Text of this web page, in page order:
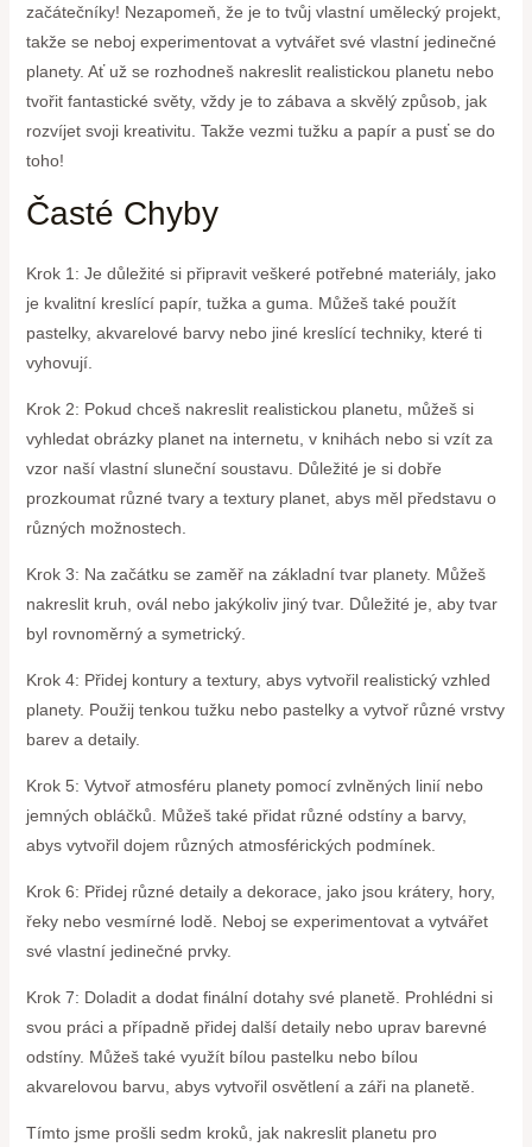
začátečníky! Nezapomeň, že je to tvůj vlastní umělecký projekt,
takže se neboj experimentovat a vytvářet své vlastní jedinečné
planety. Ať už se rozhodneš nakreslit realistickou planetu nebo
tvořit fantastické světy, vždy je to zábava a skvělý způsob, jak
rozvíjet svoji kreativitu. Takže vezmi tužku a papír a pusť se do
toho!
Časté Chyby
Krok 1: Je důležité si připravit veškeré potřebné materiály, jako
je kvalitní kreslící papír, tužka a guma. Můžeš také použít
pastelky, akvarelové barvy nebo jiné kreslící techniky, které ti
vyhovují.
Krok 2: Pokud chceš nakreslit realistickou planetu, můžeš si
vyhledat obrázky planet na internetu, v knihách nebo si vzít za
vzor naší vlastní sluneční soustavu. Důležité je si dobře
prozkoumat různé tvary a textury planet, abys měl představu o
různých možnostech.
Krok 3: Na začátku se zaměř na základní tvar planety. Můžeš
nakreslit kruh, ovál nebo jakýkoliv jiný tvar. Důležité je, aby tvar
byl rovnoměrný a symetrický.
Krok 4: Přidej kontury a textury, abys vytvořil realistický vzhled
planety. Použij tenkou tužku nebo pastelky a vytvoř různé vrstvy
barev a detaily.
Krok 5: Vytvoř atmosféru planety pomocí zvlněných linií nebo
jemných obláčků. Můžeš také přidat různé odstíny a barvy,
abys vytvořil dojem různých atmosférických podmínek.
Krok 6: Přidej různé detaily a dekorace, jako jsou krátery, hory,
řeky nebo vesmírné lodě. Neboj se experimentovat a vytvářet
své vlastní jedinečné prvky.
Krok 7: Doladit a dodat finální dotahy své planetě. Prohlédni si
svou práci a případně přidej další detaily nebo uprav barevné
odstíny. Můžeš také využít bílou pastelku nebo bílou
akvarelovou barvu, abys vytvořil osvětlení a záři na planetě.
Tímto jsme prošli sedm kroků, jak nakreslit planetu pro